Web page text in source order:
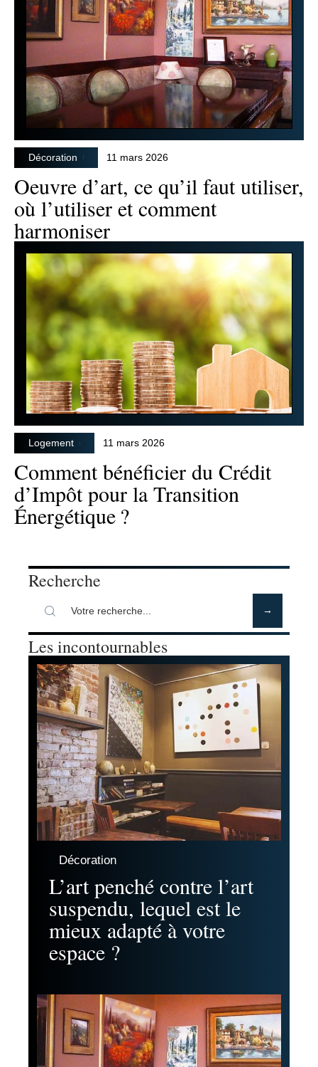
Décoration 11 mars 2026
Oeuvre d’art, ce qu’il faut utiliser,
où l’utiliser et comment
harmoniser
Logement 11 mars 2026
Comment bénéficier du Crédit
d’Impôt pour la Transition
Énergétique ?
Recherche
Les incontournables
Décoration
L’art penché contre l’art
suspendu, lequel est le
mieux adapté à votre
espace ?